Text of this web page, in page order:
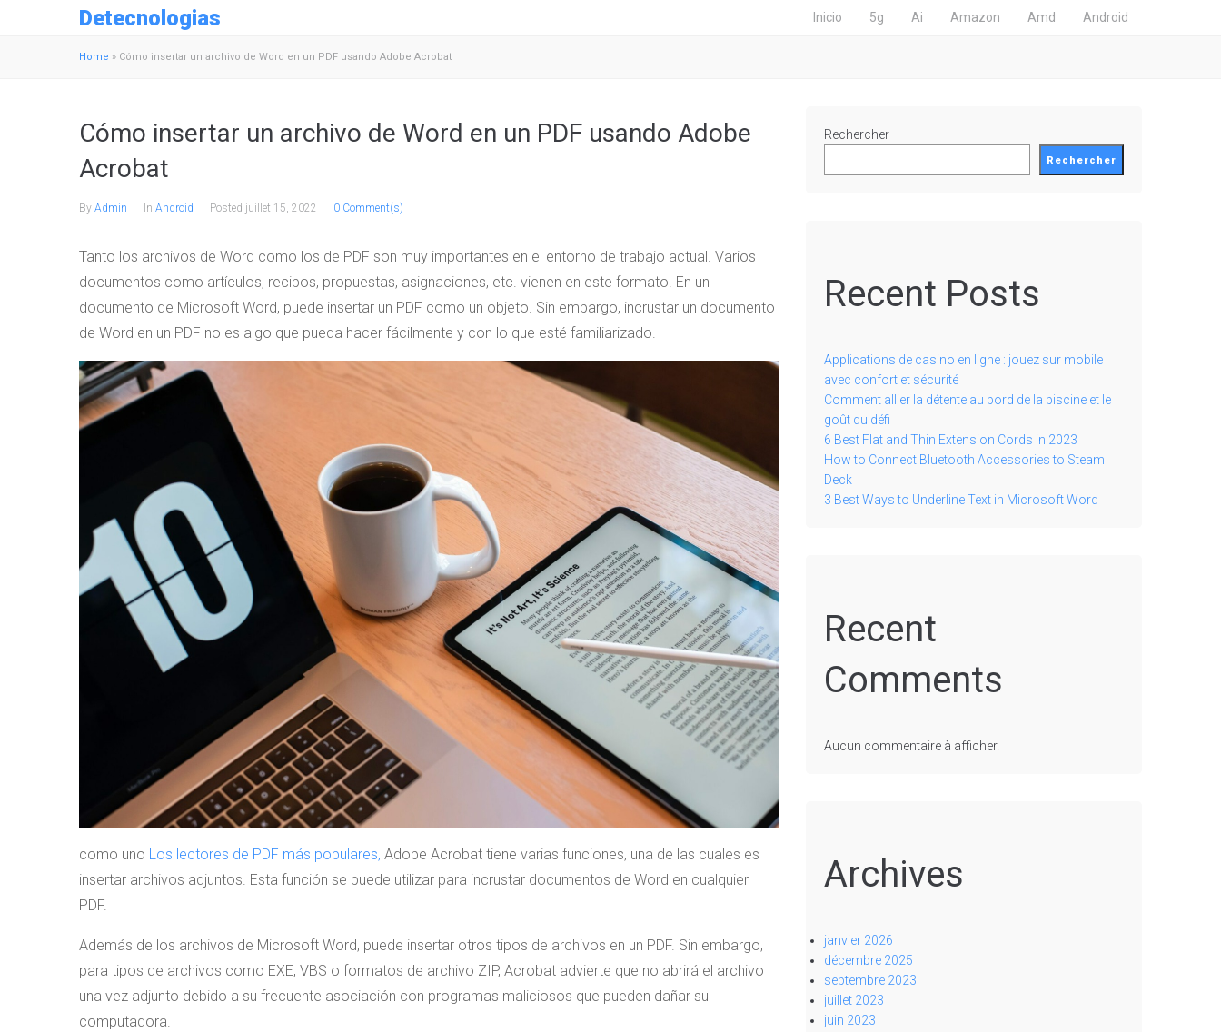
Detecnologias Inicio 5g Ai Amazon Amd Android
Home » Cómo insertar un archivo de Word en un PDF usando Adobe Acrobat
Cómo insertar un archivo de Word en un PDF usando Adobe
Acrobat
By Admin In Android Posted juillet 15, 2022 0 Comment(s)
Tanto los archivos de Word como los de PDF son muy importantes en el entorno de trabajo actual. Varios
documentos como artículos, recibos, propuestas, asignaciones, etc. vienen en este formato. En un
documento de Microsoft Word, puede insertar un PDF como un objeto. Sin embargo, incrustar un documento
de Word en un PDF no es algo que pueda hacer fácilmente y con lo que esté familiarizado.
como uno Los lectores de PDF más populares, Adobe Acrobat tiene varias funciones, una de las cuales es
insertar archivos adjuntos. Esta función se puede utilizar para incrustar documentos de Word en cualquier
PDF.
Además de los archivos de Microsoft Word, puede insertar otros tipos de archivos en un PDF. Sin embargo,
para tipos de archivos como EXE, VBS o formatos de archivo ZIP, Acrobat advierte que no abrirá el archivo
una vez adjunto debido a su frecuente asociación con programas maliciosos que pueden dañar su
computadora.
Rechercher
Rechercher
Recent Posts
Applications de casino en ligne : jouez sur mobile
avec confort et sécurité
Comment allier la détente au bord de la piscine et le
goût du défi
6 Best Flat and Thin Extension Cords in 2023
How to Connect Bluetooth Accessories to Steam
Deck
3 Best Ways to Underline Text in Microsoft Word
Recent
Comments
Aucun commentaire à afficher.
Archives
janvier 2026
décembre 2025
septembre 2023
juillet 2023
juin 2023